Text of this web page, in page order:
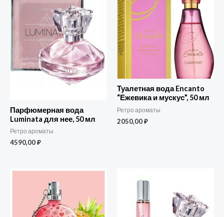
Парфюмерная вода
Luminata для нее, 50 мл
Ретро ароматы
4590,00₽
Туалетная вода Encanto
“Ежевика и мускус”, 50 мл
Ретро ароматы
2050,00₽